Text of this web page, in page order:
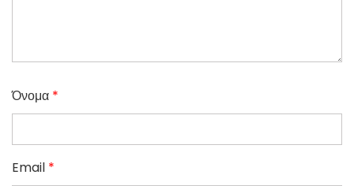
Όνομα *
Email *